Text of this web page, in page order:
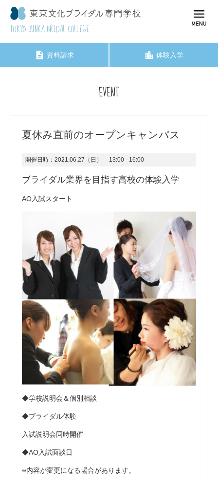
TOKYO BUNKA BRIDAL COLLEGE
資料請求 体験入学
EVENT
夏休み直前のオープンキャンパス
開催日時： 2021.06.27（日） 13:00 - 16:00
ブライダル業界を目指す高校の体験入学
AO入試スタート
◆学校説明会＆個別相談
◆ブライダル体験
入試説明会同時開催
◆AO入試面談日
※内容が変更になる場合があります。